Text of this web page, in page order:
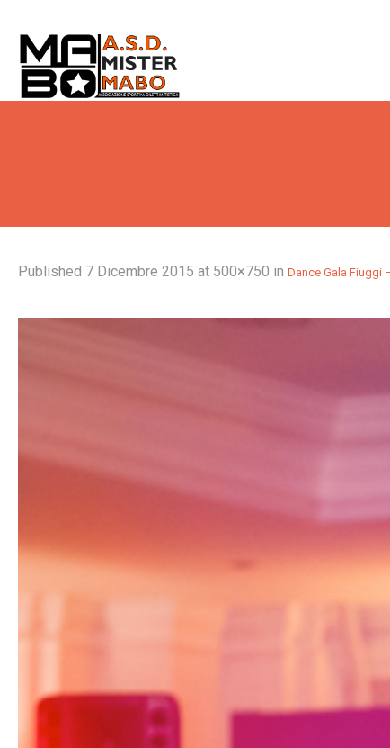
Published 7 Dicembre 2015 at 500×750 in Dance Gala Fiuggi